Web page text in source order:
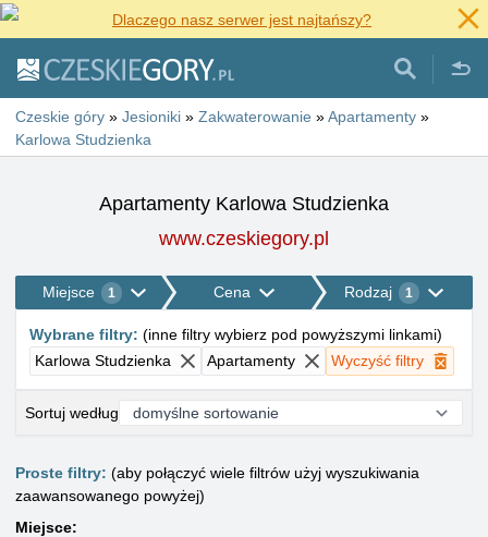
Dlaczego nasz serwer jest najtańszy?
Czeskie góry » Jesioniki » Zakwaterowanie »Apartamenty »
Karlowa Studzienka
Apartamenty Karlowa Studzienka
www.czeskiegory.pl
Miejsce 1 Cena Rodzaj 1
Wybrane filtry: (inne filtry wybierz pod powyższymi linkami)
Karlowa Studzienka
Apartamenty Wyczyść filtry
Sortuj według
Proste filtry: (aby połączyć wiele filtrów użyj wyszukiwania
zaawansowanego powyżej)
Miejsce: